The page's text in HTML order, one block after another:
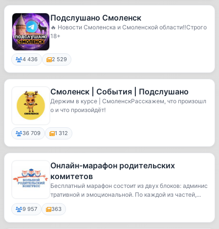
Подслушано Смоленск
🔥 Новости Смоленска и Смоленской области‼️Строго
18+
4 436 2 529
Смоленск | События | Подслушано
Держим в курсе | СмоленскРасскажем, что произошл
о и что произойдёт!
36 709 1 312
Онлайн-марафон родительских
комитетов
Бесплатный марафон состоит из двух блоков: админис
тративной и эмоциональной. По каждой из частей,...
9 957 363